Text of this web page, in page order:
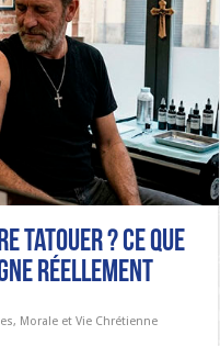
tatouer ? Ce que
réellement
, Morale et Vie Chrétienne